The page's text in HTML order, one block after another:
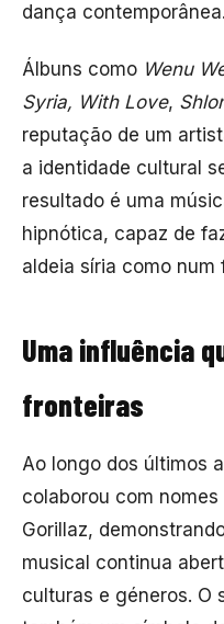
dança contemporânea.
Álbuns como Wenu
Syria, With Love,
reputação de um
a identidade cultural
resultado é uma
hipnótica, capaz de
aldeia síria como num
Uma influência
fronteiras
Ao longo dos últimos
colaborou com nomes
Gorillaz,
musical continua
culturas e géneros. O